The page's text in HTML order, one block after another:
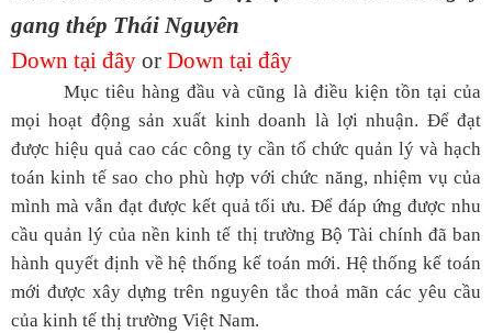
gang thép Thái Nguyên
Down tại đây or Down tại đây
Mục tiêu hàng đầu và cũng là điều kiện tồn tại của
mọi hoạt động sản xuất kinh doanh là lợi nhuận. Để đạt
được hiệu quả cao các công ty cần tổ chức quản lý và hạch
toán kinh tế sao cho phù hợp với chức năng, nhiệm vụ của
mình mà vẫn đạt được kết quả tối ưu. Để đáp ứng được nhu
cầu quản lý của nền kinh tế thị trường Bộ Tài chính đã ban
hành quyết định về hệ thống kế toán mới. Hệ thống kế toán
mới được xây dựng trên nguyên tắc thoả mãn các yêu cầu
của kinh tế thị trường Việt Nam.